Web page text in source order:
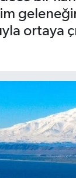
ortaya